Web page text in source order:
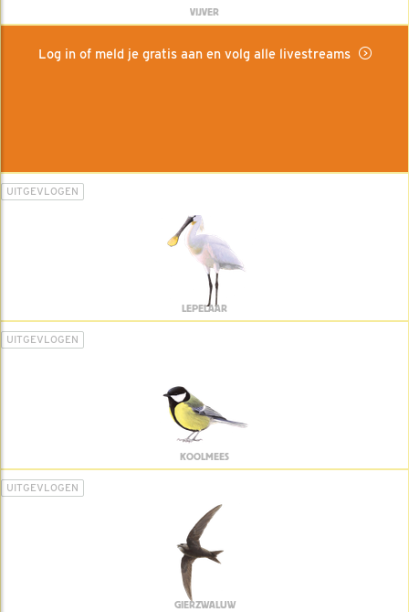
VIJVER
Log in of meld je gratis aan en volg alle livestreams
UITGEVLOGEN
LEPELAAR
UITGEVLOGEN
KOOLMEES
UITGEVLOGEN
GIERZWALUW